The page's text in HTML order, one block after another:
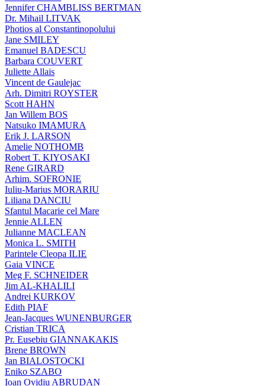
Jennifer CHAMBLISS BERTMAN
Dr. Mihail LITVAK
Photios al Constantinopolului
Jane SMILEY
Emanuel BADESCU
Barbara COUVERT
Juliette Allais
Vincent de Gaulejac
Arh. Dimitri ROYSTER
Scott HAHN
Jan Willem BOS
Natsuko IMAMURA
Erik J. LARSON
Amelie NOTHOMB
Robert T. KIYOSAKI
Rene GIRARD
Arhim. SOFRONIE
Iuliu-Marius MORARIU
Liliana DANCIU
Sfantul Macarie cel Mare
Jennie ALLEN
Julianne MACLEAN
Monica L. SMITH
Parintele Cleopa ILIE
Gaia VINCE
Meg F. SCHNEIDER
Jim AL-KHALILI
Andrei KURKOV
Edith PIAF
Jean-Jacques WUNENBURGER
Cristian TRICA
Pr. Eusebiu GIANNAKAKIS
Brene BROWN
Jan BIALOSTOCKI
Eniko SZABO
Ioan Ovidiu ABRUDAN